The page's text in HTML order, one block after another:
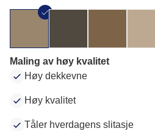
Maling av høy kvalitet
Høy dekkevne
Høy kvalitet
Tåler hverdagens slitasje